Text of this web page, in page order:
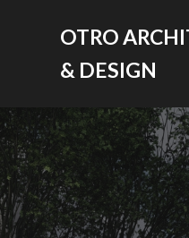
R
A
O
C
O
N
OTRO
& DESIGN